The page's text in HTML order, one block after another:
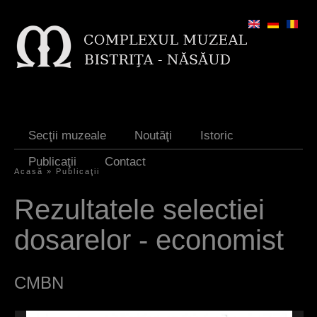
Secţii muzeale Noutăţi
Istoric
Publicaţii
Contact
o
u
r
e
Acasă » Publicaţii
Rezultatele selectiei
dosarelor - economist
CMBN